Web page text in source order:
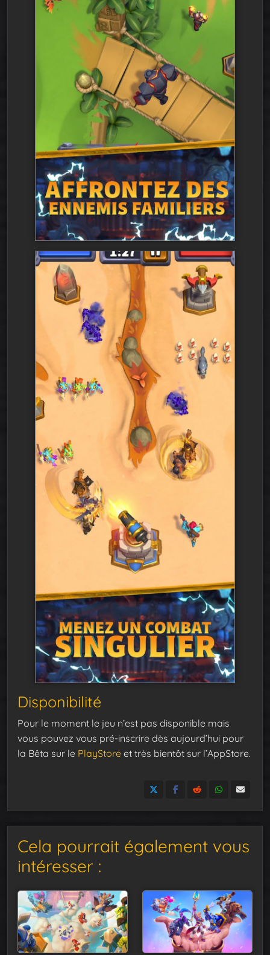
Disponibilité
Pour le moment le jeu n’est pas disponible mais
vous pouvez vous pré-inscrire dès aujourd’hui pour
la Bêta sur le PlayStore et très bientôt sur l’AppStore.
Cela pourrait également vous
intéresser :